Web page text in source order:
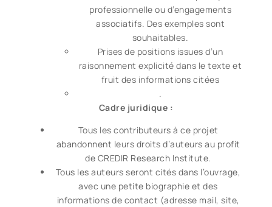
professionnelle ou d’engagements
associatifs. Des exemples sont
souhaitables.
Prises de positions issues d’un
raisonnement explicité dans le texte et
fruit des informations citées
.
Cadre juridique :
Tous les contributeurs à ce projet
abandonnent leurs droits d’auteurs au profit
de CREDIR Research Institute.
Tous les auteurs seront cités dans l’ouvrage,
avec une petite biographie et des
informations de contact (adresse mail, site,